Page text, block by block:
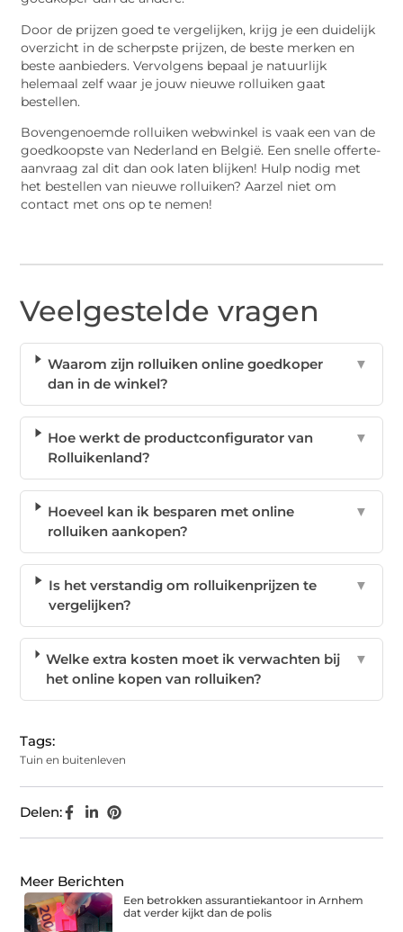
Door de prijzen goed te vergelijken, krijg je een duidelijk
overzicht in de scherpste prijzen, de beste merken en
beste aanbieders. Vervolgens bepaal je natuurlijk
helemaal zelf waar je jouw nieuwe rolluiken gaat
bestellen.
Bovengenoemde rolluiken webwinkel is vaak een van de
goedkoopste van Nederland en België. Een snelle offerte-
aanvraag zal dit dan ook laten blijken! Hulp nodig met
het bestellen van nieuwe rolluiken? Aarzel niet om
contact met ons op te nemen!
Veelgestelde vragen
Waarom zijn rolluiken online goedkoper
dan in de winkel?
▼
Hoe werkt de productconfigurator van
Rolluikenland?
▼
Hoeveel kan ik besparen met online
rolluiken aankopen?
▼
Is het verstandig om rolluikenprijzen te
vergelijken?
▼
Welke extra kosten moet ik verwachten bij
het online kopen van rolluiken?
▼
Tags:
Tuin en buitenleven
Delen:
Meer Berichten
Een betrokken assurantiekantoor in Arnhem
dat verder kijkt dan de polis